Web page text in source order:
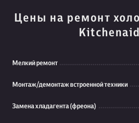
Цены на ремонт
Kitchenaid
Мелкий ремонт
Монтаж/демонтаж встроенной техники
Замена хладагента (фреона)